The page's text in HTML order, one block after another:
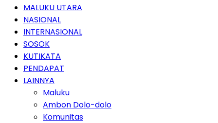
MALUKU UTARA
NASIONAL
INTERNASIONAL
SOSOK
KUTIKATA
PENDAPAT
LAINNYA
Maluku
Ambon Dolo-dolo
Komunitas